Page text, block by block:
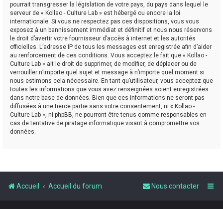
pourrait transgresser la législation de votre pays, du pays dans lequel le
serveur de « Kollao - Culture Lab » est hébergé ou encore la loi
internationale. Si vous ne respectez pas ces dispositions, vous vous
exposez à un bannissement immédiat et définitif et nous nous réservons
le droit d’avertir votre fournisseur d’accès à internet et les autorités
officielles. L’adresse IP de tous les messages est enregistrée afin d’aider
au renforcement de ces conditions. Vous acceptez le fait que « Kollao -
Culture Lab » ait le droit de supprimer, de modifier, de déplacer ou de
verrouiller n’importe quel sujet et message à n’importe quel moment si
nous estimons cela nécessaire. En tant qu’utilisateur, vous acceptez que
toutes les informations que vous avez renseignées soient enregistrées
dans notre base de données. Bien que ces informations ne seront pas
diffusées à une tierce partie sans votre consentement, ni « Kollao -
Culture Lab », ni phpBB, ne pourront être tenus comme responsables en
cas de tentative de piratage informatique visant à compromettre vos
données.
Accueil Accueil du forum Nous contacter